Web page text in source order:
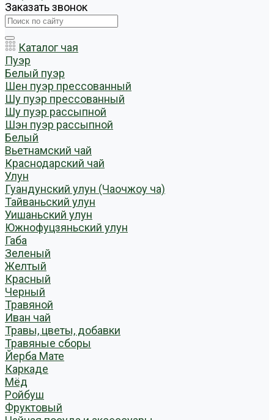
Заказать звонок
Каталог чая
Пуэр
Белый пуэр
Шен пуэр прессованный
Шу пуэр прессованный
Шу пуэр рассыпной
Шэн пуэр рассыпной
Белый
Вьетнамский чай
Краснодарский чай
Улун
Гуандунский улун (Чаочжоу ча)
Тайваньский улун
Уишаньский улун
Южнофуцзяньский улун
Габа
Зеленый
Желтый
Красный
Черный
Травяной
Иван чай
Травы, цветы, добавки
Травяные сборы
Йерба Мате
Каркаде
Мёд
Ройбуш
Фруктовый